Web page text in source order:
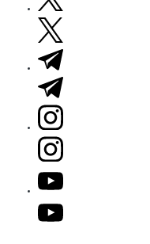
t.me
instagram.com
youtube.com